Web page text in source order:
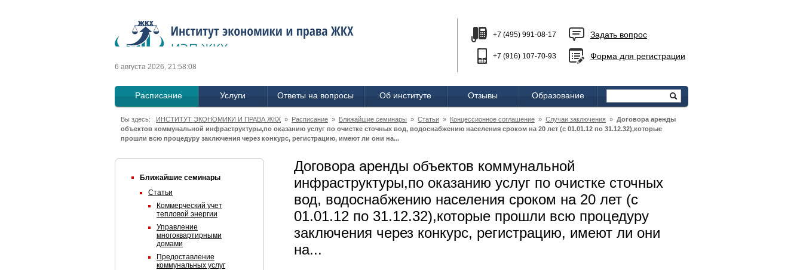
6 августа 2026, 21:58:08
+7 (495) 991-08-17 Задать вопрос
+7 (916) 107-70-93 Форма для регистрации
Расписание Услуги Ответы на вопросы Об институте Отзывы Образование
Вы здесь: ИНСТИТУТ ЭКОНОМИКИ И ПРАВА ЖКХ » Расписание » Ближайшие семинары » Статьи » Концессионное соглашение » Случаи заключения » Договора аренды
объектов коммунальной инфраструктуры,по оказанию услуг по очистке сточных вод, водоснабжению населения сроком на 20 лет (с 01.01.12 по 31.12.32),которые
прошли всю процедуру заключения через конкурс, регистрацию, имеют ли они на...
Ближайшие семинары
Статьи
Коммерческий учет
тепловой энергии
Управление
многоквартирными
домами
Предоставление
коммунальных услуг
Договора аренды объектов коммунальной
инфраструктуры,по оказанию услуг по очистке сточных
вод, водоснабжению населения сроком на 20 лет (с
01.01.12 по 31.12.32),которые прошли всю процедуру
заключения через конкурс, регистрацию, имеют ли они
на...